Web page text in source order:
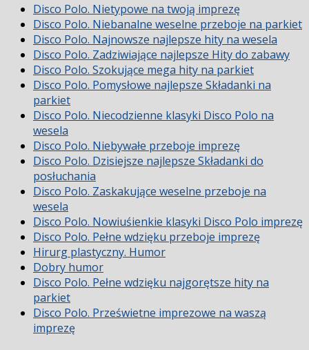
Disco Polo. Nietypowe na twoją imprezę
Disco Polo. Niebanalne weselne przeboje na parkiet
Disco Polo. Najnowsze najlepsze hity na wesela
Disco Polo. Zadziwiające najlepsze Hity do zabawy
Disco Polo. Szokujące mega hity na parkiet
Disco Polo. Pomysłowe najlepsze Składanki na
parkiet
Disco Polo. Niecodzienne klasyki Disco Polo na
wesela
Disco Polo. Niebywałe przeboje imprezę
Disco Polo. Dzisiejsze najlepsze Składanki do
posłuchania
Disco Polo. Zaskakujące weselne przeboje na
wesela
Disco Polo. Nowiuśienkie klasyki Disco Polo imprezę
Disco Polo. Pełne wdzięku przeboje imprezę
Hirurg plastyczny. Humor
Dobry humor
Disco Polo. Pełne wdzięku najgorętsze hity na
parkiet
Disco Polo. Prześwietne imprezowe na waszą
imprezę